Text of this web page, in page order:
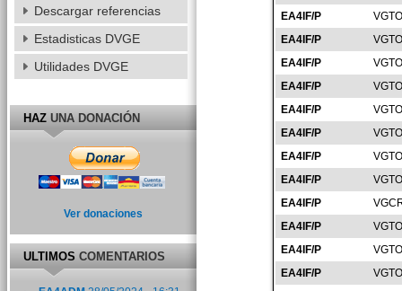
EA4IF/P
EA4IF/P
EA4IF/P
EA4IF/P
EA4IF/P
EA4IF/P
EA4IF/P
EA4IF/P
EA4IF/P
EA4IF/P
EA4IF/P
EA4IF/P
Descargar referencias
Estadisticas DVGE
Utilidades DVGE
HAZUNA DONACIÓN
Ver donaciones
ULTIMOSCOMENTARIOS